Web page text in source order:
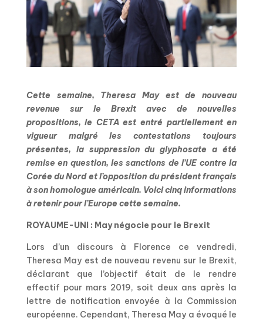
Cette semaine, Theresa May est de nouveau
revenue sur le Brexit avec de nouvelles
propositions, le CETA est entré partiellement en
vigueur malgré les contestations toujours
présentes, la suppression du glyphosate a été
remise en question, les sanctions de l’UE contre la
Corée du Nord et l’opposition du président français
à son homologue américain. Voici cinq informations
à retenir pour l’Europe cette semaine.
ROYAUME-UNI : May négocie pour le Brexit
Lors d’un discours à Florence ce vendredi,
Theresa May est de nouveau revenu sur le Brexit,
déclarant que l’objectif était de le rendre
effectif pour mars 2019, soit deux ans après la
lettre de notification envoyée à la Commission
européenne. Cependant, Theresa May a évoqué le